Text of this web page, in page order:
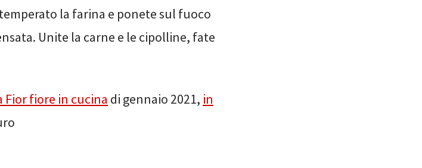
la farina e ponete sul fuoco
Unite la carne e le cipolline, fate
Fior fiore in cucina di gennaio 2021, in